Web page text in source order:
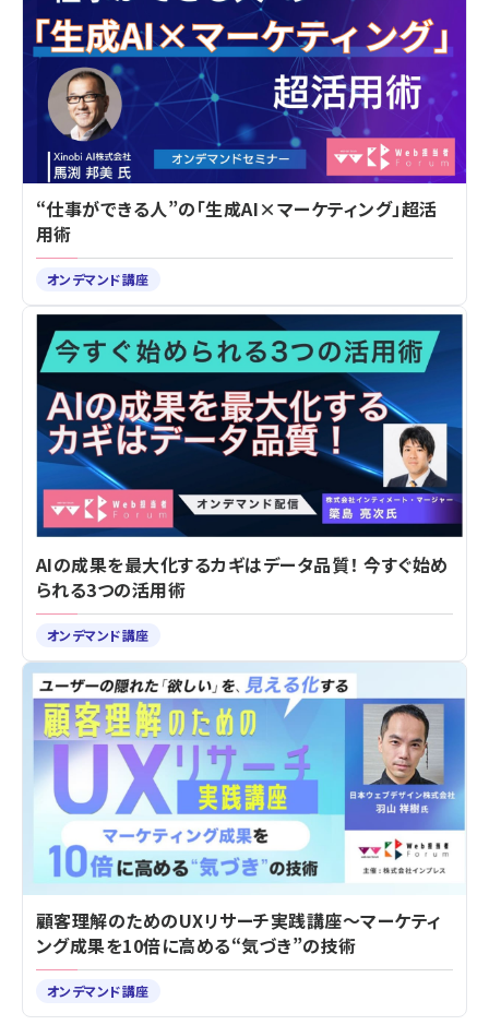
“仕事ができる人”の「生成AI×マーケティング」超活
用術
オンデマンド講座
AIの成果を最大化するカギはデータ品質！ 今すぐ始め
られる3つの活用術
オンデマンド講座
顧客理解のためのUXリサーチ実践講座～マーケティ
ング成果を10倍に高める“気づき”の技術
オンデマンド講座